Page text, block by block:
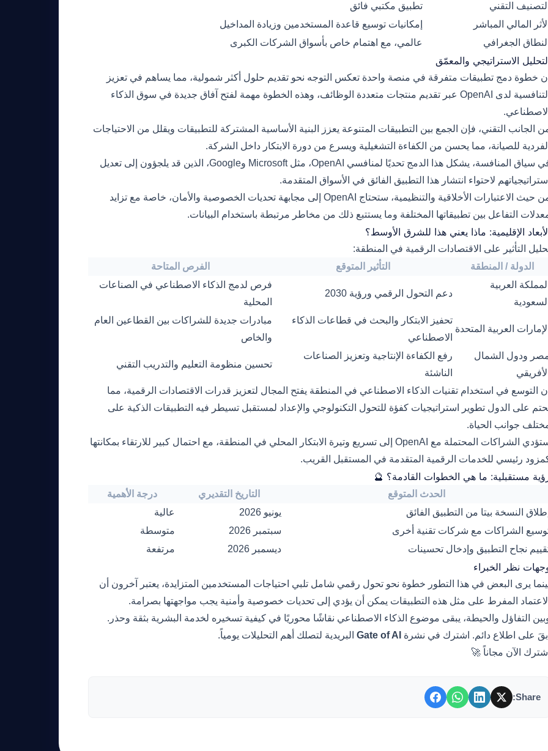
التصنيف التقني
تطبيق مكتبي فائق
الأثر المالي المباشر
إمكانيات توسيع قاعدة المستخدمين وزيادة المداخيل
النطاق الجغرافي
عالمي، مع اهتمام خاص بأسواق الشركات الكبرى
الاستراتيجي والمعمّق
إن خطوة دمج تطبيقات متفرقة في منصة واحدة تعكس التوجه نحو تقديم حلول أكثر شمولية، مما يساهم في تعزيز
التنافسية لدى OpenAI عبر تقديم منتجات متعددة الوظائف، وهذه الخطوة مهمة لفتح آفاق جديدة في سوق الذكاء
الاصطناعي.
الجانب التقني، فإن الجمع بين التطبيقات المتنوعة يعزز البنية الأساسية المشتركة للتطبيقات ويقلل من الاحتياجات
الفردية للصيانة، مما يحسن من الكفاءة التشغيلية ويسرع من دورة الابتكار داخل الشركة.
في سياق المنافسة، يشكل هذا الدمج تحديًا لمنافسي OpenAI، مثل Microsoft وGoogle، الذين قد يلجؤون إلى تعديل
استراتيجياتهم لاحتواء انتشار هذا التطبيق الفائق في الأسواق المتقدمة.
من حيث الاعتبارات الأخلاقية والتنظيمية، ستحتاج OpenAI إلى مجابهة تحديات الخصوصية والأمان، خاصة مع تزايد
التفاعل بين تطبيقاتها المختلفة وما يستتبع ذلك من مخاطر مرتبطة باستخدام البيانات.
الإقليمية: ماذا يعني هذا للشرق الأوسط؟
التأثير على الاقتصادات الرقمية في المنطقة:
الدولة / المنطقة
التأثير المتوقع
الفرص المتاحة
المملكة العربية
السعودية
دعم التحول الرقمي ورؤية 2030
فرص لدمج الذكاء الاصطناعي في الصناعات
المحلية
الإمارات العربية المتحدة
تحفيز الابتكار والبحث في قطاعات الذكاء
الاصطناعي
مبادرات جديدة للشراكات بين القطاعين العام
والخاص
ودول الشمال
الأفريقي
رفع الكفاءة الإنتاجية وتعزيز الصناعات
الناشئة
تحسين منظومة التعليم والتدريب التقني
إن التوسع في استخدام تقنيات الذكاء الاصطناعي في المنطقة يفتح المجال لتعزيز قدرات الاقتصادات الرقمية، مما
على الدول تطوير استراتيجيات كفؤة للتحول التكنولوجي والإعداد لمستقبل تسيطر فيه التطبيقات الذكية على
جوانب الحياة.
ستؤدي الشراكات المحتملة مع OpenAI إلى تسريع وتيرة الابتكار المحلي في المنطقة، مع احتمال كبير للارتقاء بمكانتها
رئيسي للخدمات الرقمية المتقدمة في المستقبل القريب.
مستقبلية: ما هي الخطوات القادمة؟ 🔮
الحدث المتوقع التاريخ التقديري
درجة الأهمية
إطلاق النسخة بيتا من التطبيق الفائق
يونيو 2026
عالية
الشراكات مع شركات تقنية أخرى
سبتمبر 2026
متوسطة
نجاح التطبيق وإدخال تحسينات
ديسمبر 2026 مرتفعة
نظر الخبراء
يرى البعض في هذا التطور خطوة نحو تحول رقمي شامل تلبي احتياجات المستخدمين المتزايدة، يعتبر آخرون أن
الاعتماد المفرط على مثل هذه التطبيقات يمكن أن يؤدي إلى تحديات خصوصية وأمنية يجب مواجهتها بصرامة.
التفاؤل والحيطة، يبقى موضوع الذكاء الاصطناعي نقاشًا محوريًا في كيفية تسخيره لخدمة البشرية بثقة وحذر.
ابقَ على اطلاع دائم. اشترك في نشرة Gate of AI البريدية لتصلك أهم التحليلات يومياً.
اشترك الآن مجاناً 🚀
Share: